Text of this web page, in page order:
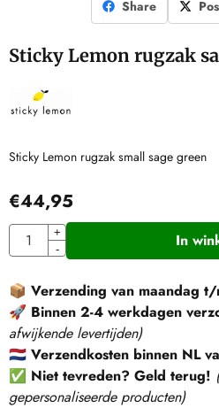
Share
Sticky Lemon rugzak
Sticky Lemon rugzak small sage green
€44,95
Aantal
+
-
In
📦 Verzending van maandag
🚀 Binnen 2-4 werkdagen
afwijkende levertijden)
🇳🇱 Verzendkosten binnen NL
✅ Niet tevreden? Geld terug! (
gepersonaliseerde producten)